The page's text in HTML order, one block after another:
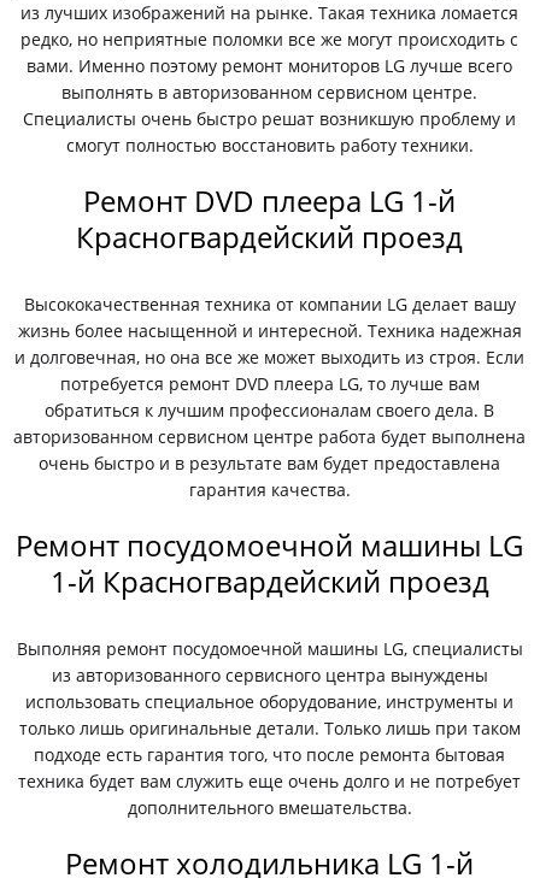
из лучших изображений на рынке. Такая техника ломается
редко, но неприятные поломки все же могут происходить с
вами. Именно поэтому ремонт мониторов LG лучше всего
выполнять в авторизованном сервисном центре.
Специалисты очень быстро решат возникшую проблему и
смогут полностью восстановить работу техники.
Ремонт DVD плеера LG 1-й
Красногвардейский проезд
Высококачественная техника от компании LG делает вашу
жизнь более насыщенной и интересной. Техника надежная
и долговечная, но она все же может выходить из строя. Если
потребуется ремонт DVD плеера LG, то лучше вам
обратиться к лучшим профессионалам своего дела. В
авторизованном сервисном центре работа будет выполнена
очень быстро и в результате вам будет предоставлена
гарантия качества.
Ремонт посудомоечной машины LG
1-й Красногвардейский проезд
Выполняя ремонт посудомоечной машины LG, специалисты
из авторизованного сервисного центра вынуждены
использовать специальное оборудование, инструменты и
только лишь оригинальные детали. Только лишь при таком
подходе есть гарантия того, что после ремонта бытовая
техника будет вам служить еще очень долго и не потребует
дополнительного вмешательства.
Ремонт холодильника LG 1-й